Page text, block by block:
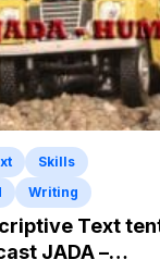
Skills
Writing
Text
JADA –